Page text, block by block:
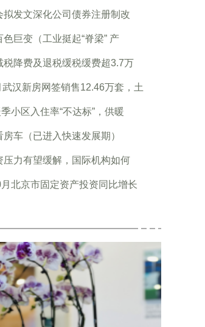
发文深化公司债券注册制改
巨变（工业挺起“脊梁” 产
税降费及退税缓税缓费超3.7万
武汉新房网签销售12.46万套，土
小区入住率“不达标”，供暖
车（已进入快速发展期）
压力有望缓解，国际机构如何
北京市固定资产投资同比增长